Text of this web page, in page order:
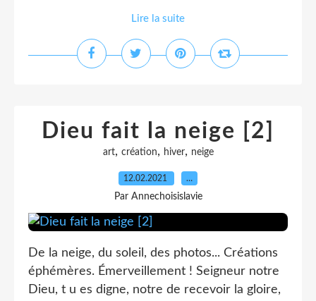
Lire la suite
Dieu fait la neige [2]
art, création, hiver, neige
12.02.2021 …
Par Annechoisislavie
De la neige, du soleil, des photos... Créations
éphémères. Émerveillement ! Seigneur notre
Dieu, t u es digne, notre de recevoir la gloire,